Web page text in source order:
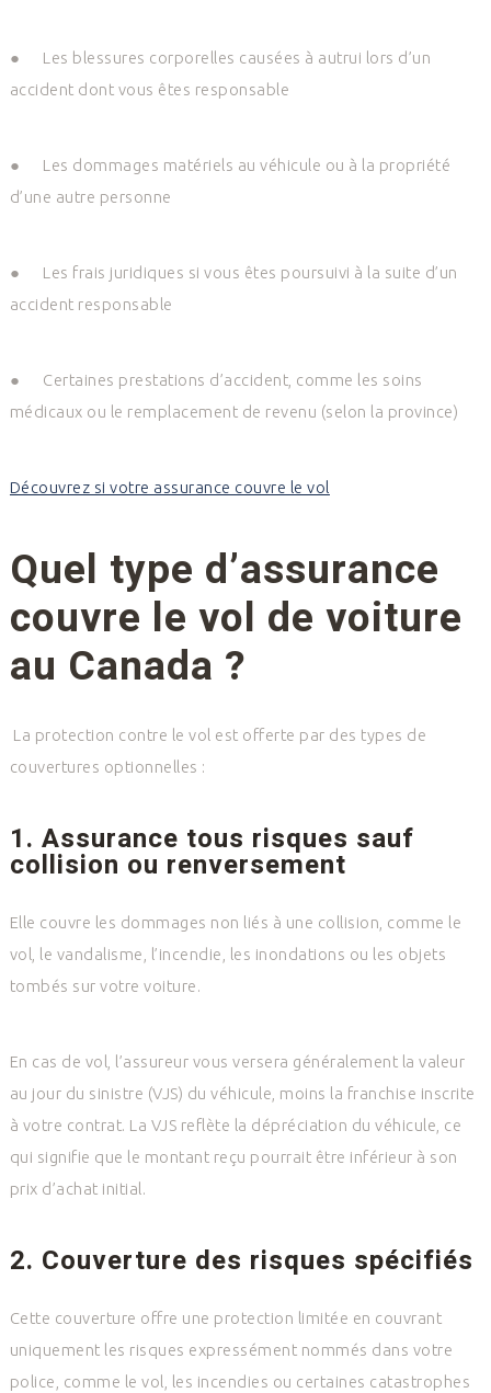
● Les blessures corporelles causées à autrui lors d’un
accident dont vous êtes responsable
● Les dommages matériels au véhicule ou à la propriété
d’une autre personne
● Les frais juridiques si vous êtes poursuivi à la suite d’un
accident responsable
● Certaines prestations d’accident , comme les soins
médicaux ou le remplacement de revenu (selon la province)
Découvrez si votre assurance couvre le vol
Quel type d’assurance
couvre le vol de voiture
au Canada ?
La protection contre le vol est offerte par des types de
couvertures optionnelles :
1. Assurance tous risques sauf
collision ou renversement
Elle couvre les dommages non liés à une collision, comme le
vol, le vandalisme, l’incendie, les inondations ou les objets
tombés sur votre voiture.
En cas de vol, l’assureur vous versera généralement la valeur
au jour du sinistre (VJS) du véhicule, moins la franchise inscrite
à votre contrat. La VJS reflète la dépréciation du véhicule, ce
qui signifie que le montant reçu pourrait être inférieur à son
prix d’achat initial.
2. Couverture des risques spécifiés
Cette couverture offre une protection limitée en couvrant
uniquement les risques expressément nommés dans votre
police, comme le vol, les incendies ou certaines catastrophes